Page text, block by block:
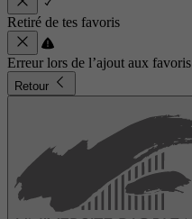
Retiré de tes favoris
Erreur lors de l’ajout aux favoris
Retour